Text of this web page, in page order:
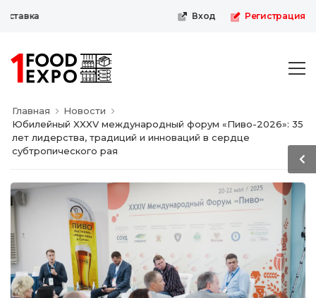
Вход Регистрация
Главная
Новости
Юбилейный XXXV международный форум «Пиво-2026»: 35
лет лидерства, традиций и инноваций в сердце
субтропического рая